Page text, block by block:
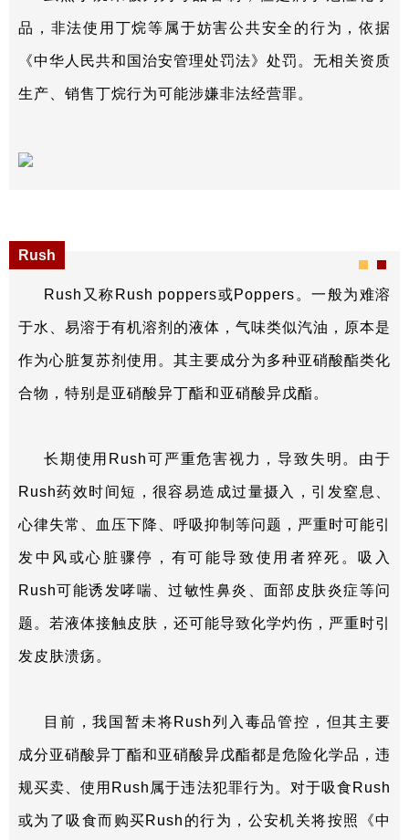
品，非法使用丁烷等属于妨害公共安全的行为，依据
《中华人民共和国治安管理处罚法》处罚。无相关资质
生产、销售丁烷行为可能涉嫌非法经营罪。
Rush
Rush又称Rush poppers或Poppers。一般为难溶
于水、易溶于有机溶剂的液体，气味类似汽油，原本是
作为心脏复苏剂使用。其主要成分为多种亚硝酸酯类化
合物，特别是亚硝酸异丁酯和亚硝酸异戊酯。
长期使用Rush可严重危害视力，导致失明。由于
Rush药效时间短，很容易造成过量摄入，引发窒息、
心律失常、血压下降、呼吸抑制等问题，严重时可能引
发中风或心脏骤停，有可能导致使用者猝死。吸入
Rush可能诱发哮喘、过敏性鼻炎、面部皮肤炎症等问
题。若液体接触皮肤，还可能导致化学灼伤，严重时引
发皮肤溃疡。
目前，我国暂未将Rush列入毒品管控，但其主要
成分亚硝酸异丁酯和亚硝酸异戊酯都是危险化学品，违
规买卖、使用Rush属于违法犯罪行为。对于吸食Rush
或为了吸食而购买Rush的行为，公安机关将按照《中